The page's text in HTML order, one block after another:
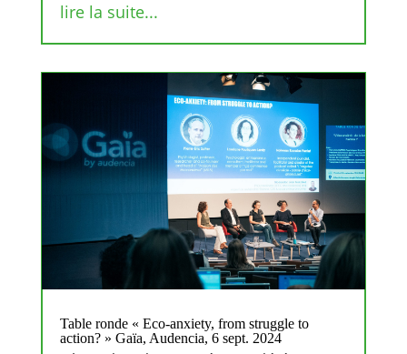
lire la suite...
Table ronde « Eco-anxiety, from struggle to
action? » Gaïa, Audencia, 6 sept. 2024